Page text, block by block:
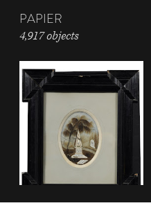
PAPIER
4,917 objects